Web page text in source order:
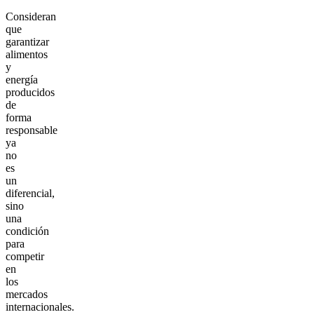
Consideran
que
garantizar
alimentos
y
energía
producidos
de
forma
responsable
ya
no
es
un
diferencial,
sino
una
condición
para
competir
en
los
mercados
internacionales.